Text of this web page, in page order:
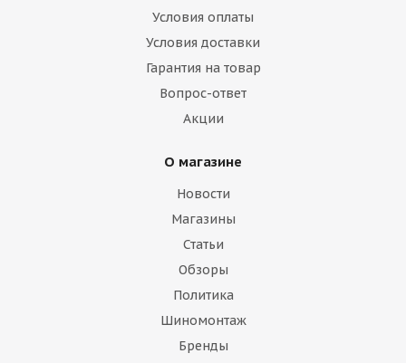
Условия оплаты
Условия доставки
Гарантия на товар
Вопрос-ответ
Акции
О магазине
Новости
Магазины
Статьи
Обзоры
Политика
Шиномонтаж
Бренды